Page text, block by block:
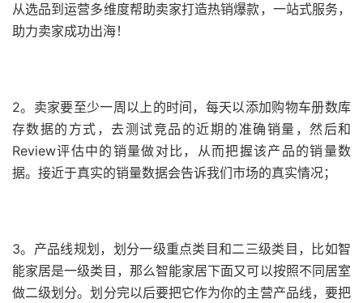
从选品到运营多维度帮助卖家打造热销爆款，一站式服务，
助力卖家成功出海！
2。卖家要至少一周以上的时间，每天以添加购物车册数库
存数据的方式，去测试竞品的近期的准确销量，然后和
Review评估中的销量做对比，从而把握该产品的销量数
据。接近于真实的销量数据会告诉我们市场的真实情况；
3。产品线规划，划分一级重点类目和二三级类目，比如智
能家居是一级类目，那么智能家居下面又可以按照不同居室
做二级划分。划分完以后要把它作为你的主营产品线，要把